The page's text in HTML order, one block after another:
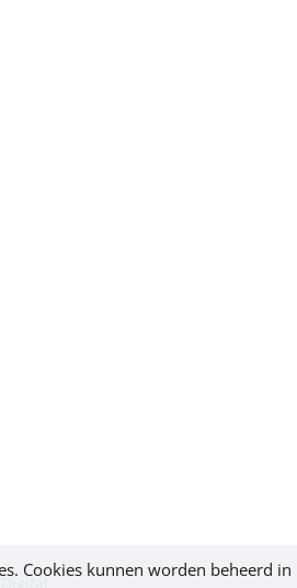
Cookies kunnen worden beheerd